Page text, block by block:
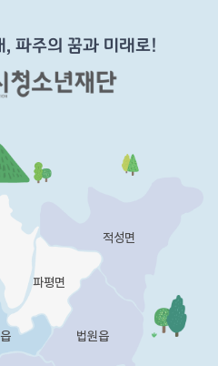
, 파주의 꿈과 미래로!
적성면
파평면
법원읍